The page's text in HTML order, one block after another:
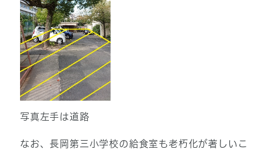
写真左手は道路
なお、長岡第三小学校の給食室も老朽化が著しいこ